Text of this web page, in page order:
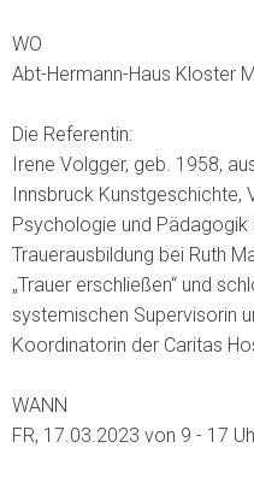
WO
Abt-Hermann-Haus Kloster
Die Referentin:
Irene Volgger, geb. 1958,
Innsbruck Kunstgeschichte,
Psychologie und
Trauerausbildung bei Ruth
„Trauer erschließen“ und
systemischen Supervisorin
Koordinatorin der Caritas
WANN
FR, 17.03.2023 von 9 - 17